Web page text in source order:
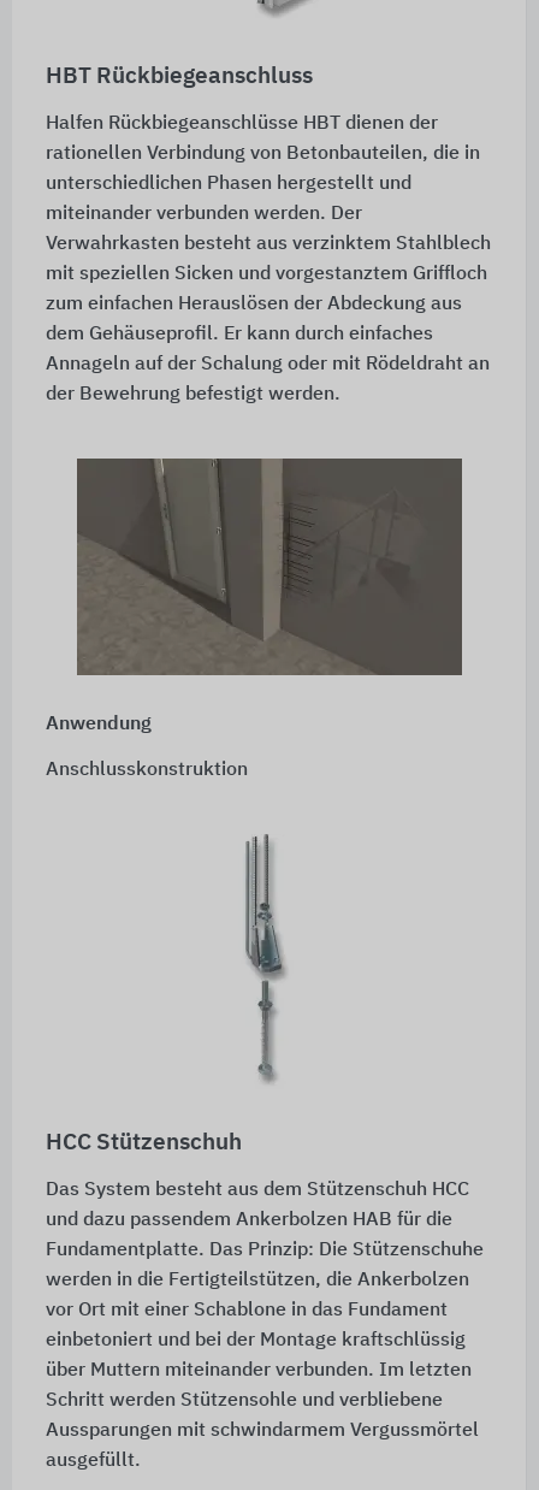
HBT Rückbiegeanschluss
Halfen Rückbiegeanschlüsse HBT dienen der
rationellen Verbindung von Betonbauteilen, die in
unterschiedlichen Phasen hergestellt und
miteinander verbunden werden. Der
Verwahrkasten besteht aus verzinktem Stahlblech
mit speziellen Sicken und vorgestanztem Griffloch
zum einfachen Herauslösen der Abdeckung aus
dem Gehäuseprofil. Er kann durch einfaches
Annageln auf der Schalung oder mit Rödeldraht an
der Bewehrung befestigt werden.
Anwendung
Anschlusskonstruktion
HCC Stützenschuh
Das System besteht aus dem Stützenschuh HCC
und dazu passendem Ankerbolzen HAB für die
Fundamentplatte. Das Prinzip: Die Stützenschuhe
werden in die Fertigteilstützen, die Ankerbolzen
vor Ort mit einer Schablone in das Fundament
einbetoniert und bei der Montage kraftschlüssig
über Muttern miteinander verbunden. Im letzten
Schritt werden Stützensohle und verbliebene
Aussparungen mit schwindarmem Vergussmörtel
ausgefüllt.